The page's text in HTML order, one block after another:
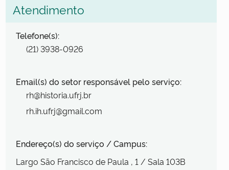
Atendimento
Telefone(s):
(21) 3938-0926
Email(s) do setor responsável pelo serviço:
rh@historia.ufrj.br
rh.ih.ufrj@gmail.com
Endereço(s) do serviço / Campus:
Largo São Francisco de Paula , 1 / Sala 103B